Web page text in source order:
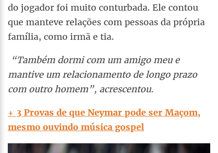
do jogador foi muito conturbada. Ele contou
que manteve relações com pessoas da própria
família, como irmã e tia.
“Também dormi com um amigo meu e
mantive um relacionamento de longo prazo
com outro homem”, acrescentou.
+ 3 Provas de que Neymar pode ser Maçom,
mesmo ouvindo música gospel